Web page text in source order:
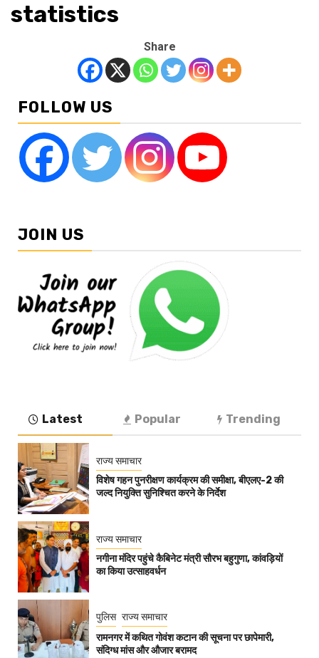
statistics
Share
FOLLOW US
JOIN US
Latest Popular Trending
राज्य समाचार
विशेष गहन पुनरीक्षण कार्यक्रम की समीक्षा, बीएलए-2 की
जल्द नियुक्ति सुनिश्चित करने के निर्देश
राज्य समाचार
नगीना मंदिर पहुंचे कैबिनेट मंत्री सौरभ बहुगुणा, कांवड़ियों
का किया उत्साहवर्धन
पुलिस राज्य समाचार
रामनगर में कथित गोवंश कटान की सूचना पर छापेमारी,
संदिग्ध मांस और औजार बरामद